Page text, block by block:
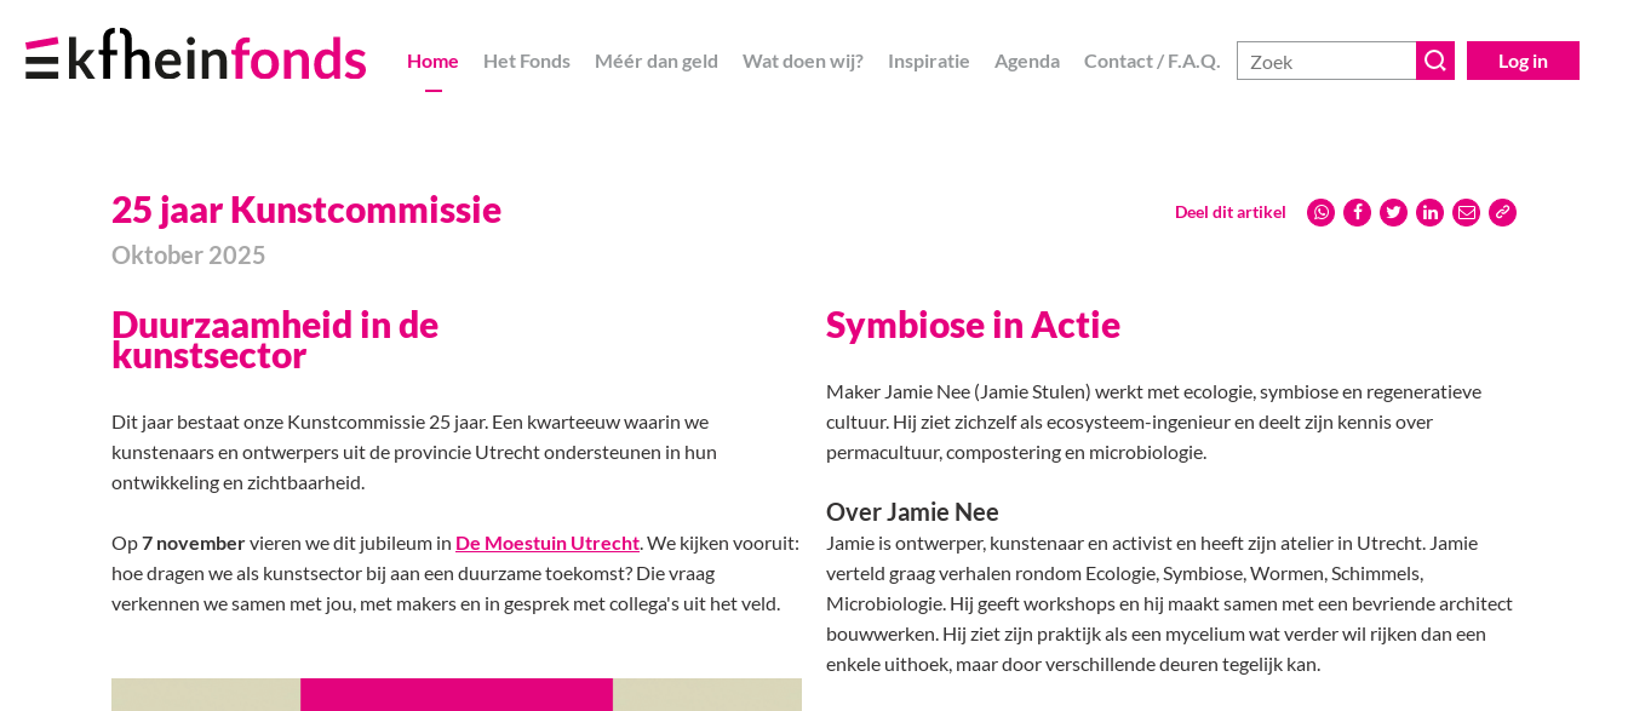
Navigation
Links
Home Het Fonds Méér dan geld Wat doen wij? Inspiratie Agenda Contact / F.A.Q. Log in
25 jaar Kunstcommissie
Oktober 2025
Deel dit artikel
Duurzaamheid in de
kunstsector
Dit jaar bestaat onze Kunstcommissie 25 jaar. Een kwarteeuw waarin we
kunstenaars en ontwerpers uit de provincie Utrecht ondersteunen in hun
ontwikkeling en zichtbaarheid.
Op7 novembervieren we dit jubileum in De Moestuin Utrecht. We kijken vooruit:
hoe dragen we als kunstsector bij aan een duurzame toekomst? Die vraag
verkennen we samen met jou, met makers en in gesprek met collega's uit het veld.
Symbiose in Actie
Maker Jamie Nee (Jamie Stulen) werkt met ecologie, symbiose en regeneratieve
cultuur. Hij ziet zichzelf als ecosysteem-ingenieur en deelt zijn kennis over
permacultuur, compostering en microbiologie.
Over Jamie Nee
Jamie is ontwerper, kunstenaar en activist en heeft zijn atelier in Utrecht. Jamie
verteld graag verhalen rondom Ecologie, Symbiose, Wormen, Schimmels,
Microbiologie. Hij geeft workshops en hij maakt samen met een bevriende architect
bouwwerken. Hij ziet zijn praktijk als een mycelium wat verder wil rijken dan een
enkele uithoek, maar door verschillende deuren tegelijk kan.